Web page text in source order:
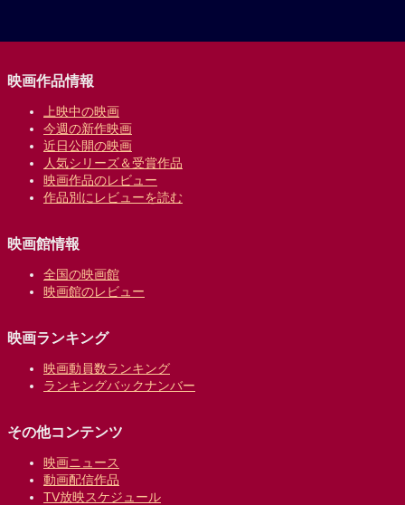
映画作品情報
上映中の映画
今週の新作映画
近日公開の映画
人気シリーズ＆受賞作品
映画作品のレビュー
作品別にレビューを読む
映画館情報
全国の映画館
映画館のレビュー
映画ランキング
映画動員数ランキング
ランキングバックナンバー
その他コンテンツ
映画ニュース
動画配信作品
TV放映スケジュール